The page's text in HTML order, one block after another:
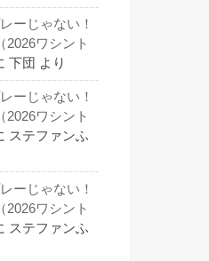
ーじゃない！
ワシント
下団 より
ーじゃない！
ワシント
ステファンふ
ーじゃない！
ワシント
ステファンふ